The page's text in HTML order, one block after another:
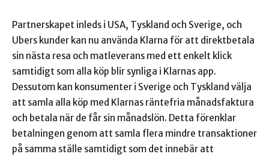
Partnerskapet inleds i USA, Tyskland och Sverige, och
Ubers kunder kan nu använda Klarna för att direktbetala
sin nästa resa och matleverans med ett enkelt klick
samtidigt som alla köp blir synliga i Klarnas app.
Dessutom kan konsumenter i Sverige och Tyskland välja
att samla alla köp med Klarnas räntefria månadsfaktura
och betala när de får sin månadslön. Detta förenklar
betalningen genom att samla flera mindre transaktioner
på samma ställe samtidigt som det innebär att